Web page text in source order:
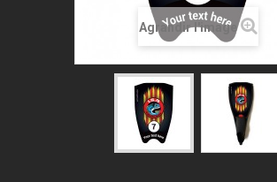
Agrandir l'image